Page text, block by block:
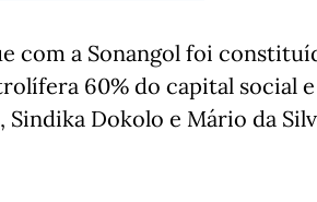
com a Sonangol foi
60% do capital social
Sindika Dokolo e Mário da